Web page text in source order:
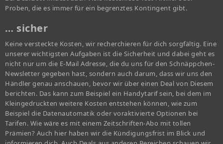
Proben, die es immer für ein begrenztes Kontingent gibt.
… sicher
Keine versteckte Kosten, wir recherchieren für dich sorgfältig. Eine
unserer wichtigsten Aufgaben ist die Sicherheit und dabei geht es
nicht nur um die E-Mail Adresse, die du uns für den Schnäppchen-
Newsletter gegeben hast, sondern auch darum, dass wir uns den
Händler genau anschauen, bevor wir über einen Deal von Diesem
berichten. Das kann zum Beispiel ein Handytarif sein, bei dem im
Kleingedruckten weitere Kosten entstehen können, wie zum
Beispiel die Datenautomatik oder voraktivierte Optionen bei
Tarifen. Wie wäre es mit einem Zeitschriften-Abo mit tollen
Prämien? Auch hier haben wir die Kündigungsfrist im Blick und